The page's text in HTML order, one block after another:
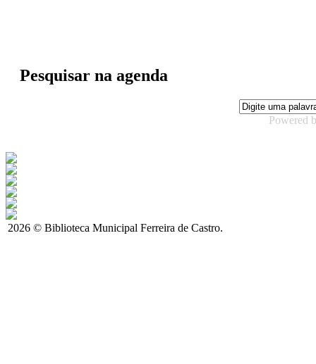
Pesquisar na agenda
Powered
2026 © Biblioteca Municipal Ferreira de Castro.